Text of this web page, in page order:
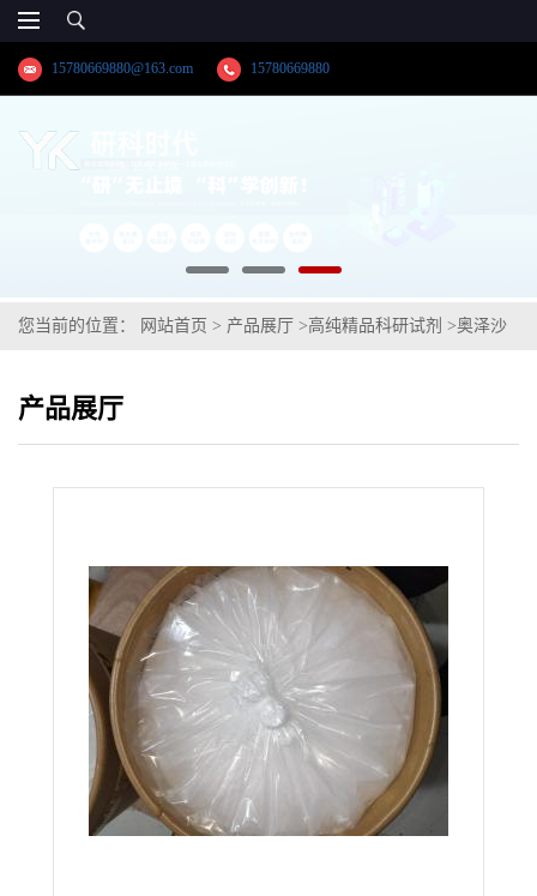
15780669880@163.com 15780669880
您当前的位置： 网站首页 > 产品展厅 >高纯精品科研试剂 >奥泽沙
产品展厅